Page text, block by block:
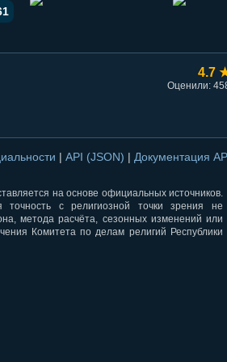
ulashish
orqali ulashish
4.7
Оценили:
| API (JSON) | Документация
на основе официальных источников.
с религиозной точки зрения не
метода расчёта, сезонных изменений или
Комитета по делам религий Республики